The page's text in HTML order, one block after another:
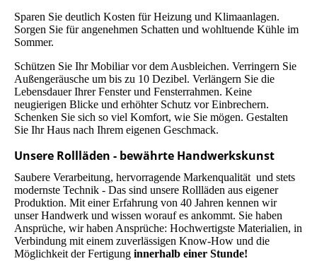
Sparen Sie deutlich Kosten für Heizung und Klimaanlagen.
Sorgen Sie für angenehmen Schatten und wohltuende Kühle im
Sommer.
Schützen Sie Ihr Mobiliar vor dem Ausbleichen. Verringern Sie
Außengeräusche um bis zu 10 Dezibel. Verlängern Sie die
Lebensdauer Ihrer Fenster und Fensterrahmen. Keine
neugierigen Blicke und erhöhter Schutz vor Einbrechern.
Schenken Sie sich so viel Komfort, wie Sie mögen. Gestalten
Sie Ihr Haus nach Ihrem eigenen Geschmack.
Unsere Rollläden - bewährte Handwerkskunst
Saubere Verarbeitung, hervorragende Markenqualität und stets
modernste Technik - Das sind unsere Rollläden aus eigener
Produktion. Mit einer Erfahrung von 40 Jahren kennen wir
unser Handwerk und wissen worauf es ankommt. Sie haben
Ansprüche, wir haben Ansprüche: Hochwertigste Materialien, in
Verbindung mit einem zuverlässigen Know-How und die
Möglichkeit der Fertigung innerhalb einer Stunde!